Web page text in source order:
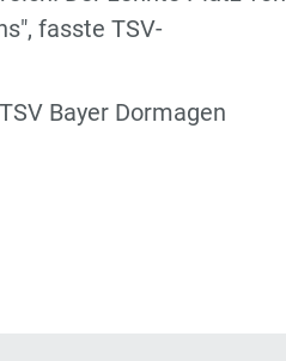
fasste TSV-
Bayer Dormagen